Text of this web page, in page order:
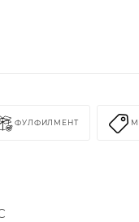
ФУЛФИЛМЕНТ